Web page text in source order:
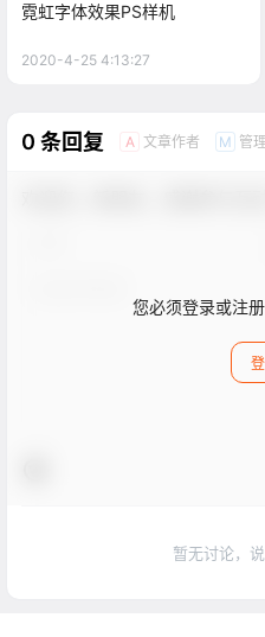
霓虹字体效果PS样机
2020-4-25 4:13:27
0 条回复 A 文章作者 M 管
您必须登录或注
暂无讨论，